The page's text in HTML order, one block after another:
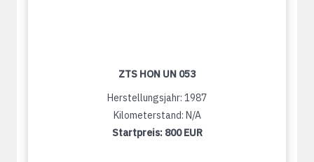
ZTS HON UN 053
Herstellungsjahr: 1987
Kilometerstand: N/A
Startpreis: 800 EUR